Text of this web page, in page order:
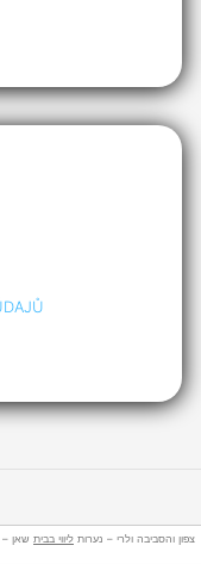
. צפון והסביבה ולרי – נערות ליווי בבית שאן –